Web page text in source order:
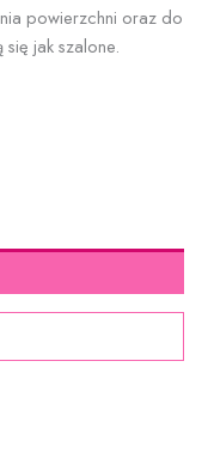
powierzchni oraz do
jak szalone.